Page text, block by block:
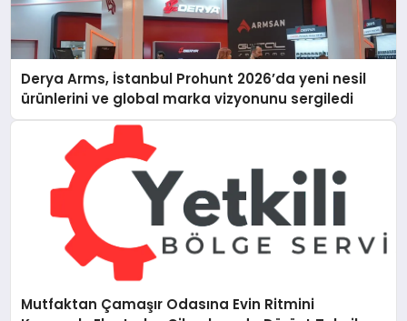
Derya Arms, İstanbul Prohunt 2026’da yeni nesil
ürünlerini ve global marka vizyonunu sergiledi
Mutfaktan Çamaşır Odasına Evin Ritmini